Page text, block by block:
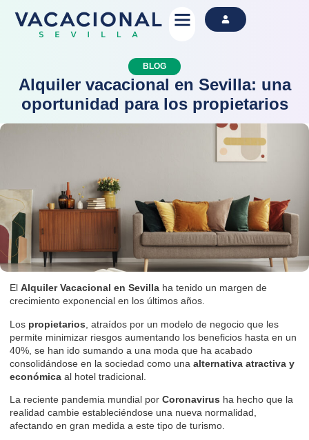
BLOG
Alquiler vacacional en Sevilla: una
oportunidad para los propietarios
El Alquiler Vacacional en Sevilla ha tenido un margen de
crecimiento exponencial en los últimos años.
Los propietarios , atraídos por un modelo de negocio que les
permite minimizar riesgos aumentando los beneficios hasta en un
40%, se han ido sumando a una moda que ha acabado
consolidándose en la sociedad como una alternativa atractiva y
económica al hotel tradicional.
La reciente pandemia mundial por Coronavirus ha hecho que la
realidad cambie estableciéndose una nueva normalidad,
afectando en gran medida a este tipo de turismo.